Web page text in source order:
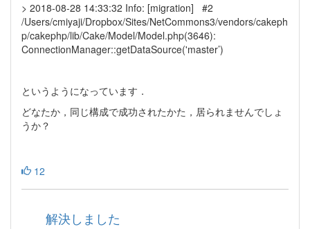
> 2018-08-28 14:33:32 Info: [migration] #2
/Users/cmiyaji/Dropbox/Sites/NetCommons3/vendors/cakeph
p/cakephp/lib/Cake/Model/Model.php(3646):
ConnectionManager::getDataSource('master’)
というようになっています．
どなたか，同じ構成で成功されたかた，居られませんでしょ
うか？
12
解決しました